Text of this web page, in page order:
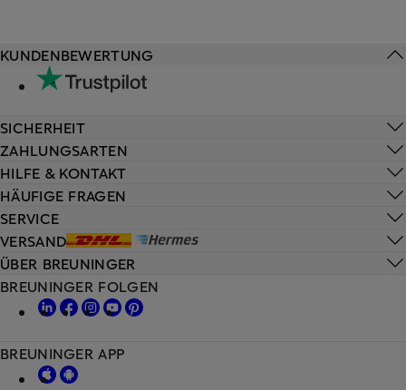
HILFE & KONTAKT
HÄUFIGE FRAGEN
SERVICE
VERSAND
KUNDENBEWERTUNG
SICHERHEIT
ZAHLUNGSARTEN
ÜBER BREUNINGER
BREUNINGER FOLGEN
BREUNINGER APP